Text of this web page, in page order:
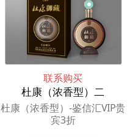
联系购买
杜康（浓香型）二
杜康（浓香型）-鉴信汇VIP贵
宾3折